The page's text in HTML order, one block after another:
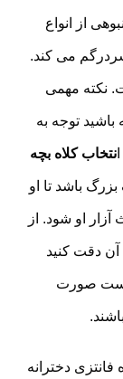
از انواع
می کند.
نکته مهمی
باشید توجه به
نتخاب کلاه بچه
باشد تا او
آزار او شود. از
آن دقت کنید
صورت